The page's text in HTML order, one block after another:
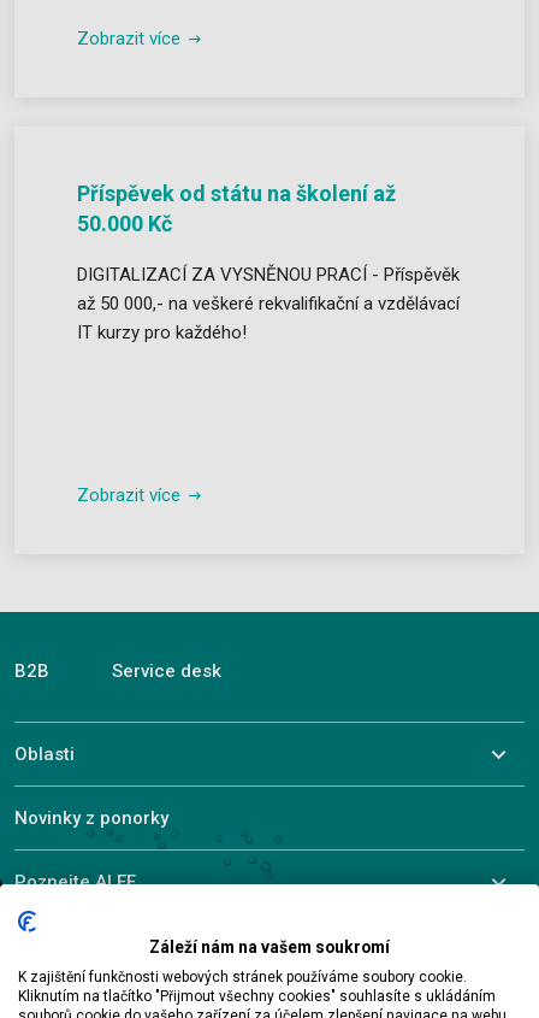
Zobrazit více
Příspěvek od státu na školení až
50.000 Kč
DIGITALIZACÍ ZA VYSNĚNOU PRACÍ - Příspěvěk
až 50 000,- na veškeré rekvalifikační a vzdělávací
IT kurzy pro každého!
Zobrazit více
B2B Service desk
Oblasti
Novinky z ponorky
Poznejte ALEF
© 2026 ALEF Group. All rights reserved
Záleží nám na vašem soukromí
K zajištění funkčnosti webových stránek používáme soubory cookie.
Kliknutím na tlačítko "Přijmout všechny cookies" souhlasíte s ukládáním